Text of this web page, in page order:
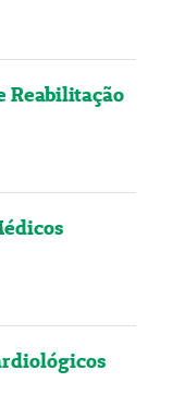
Reabilitação